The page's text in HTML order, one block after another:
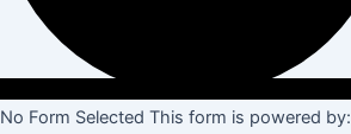
No Form Selected This form is powered by: